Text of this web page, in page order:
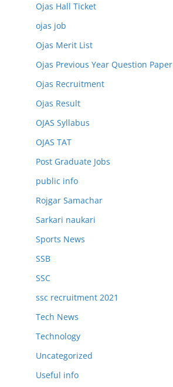
Ojas Hall Ticket
ojas job
Ojas Merit List
Ojas Previous Year Question Paper
Ojas Recruitment
Ojas Result
OJAS Syllabus
OJAS TAT
Post Graduate Jobs
public info
Rojgar Samachar
Sarkari naukari
Sports News
SSB
SSC
ssc recruitment 2021
Tech News
Technology
Uncategorized
Useful info